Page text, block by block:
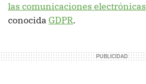
las comunicaciones electrónicas
conocida GDPR.